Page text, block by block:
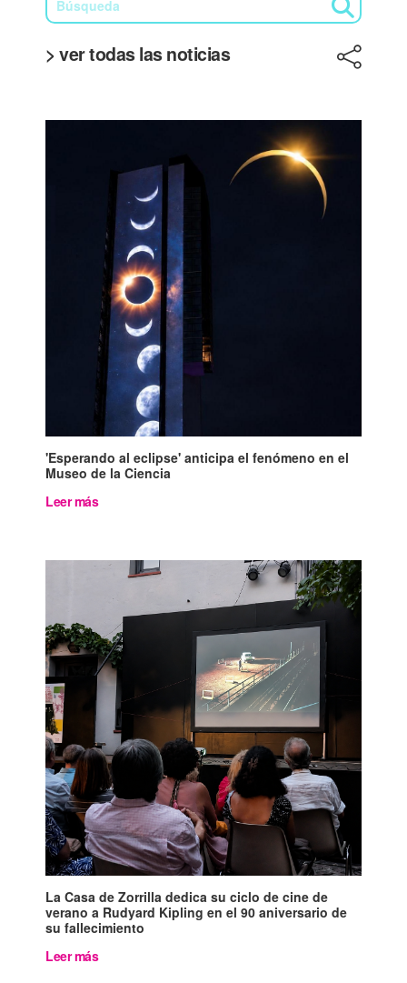
> ver todas las noticias
'Esperando al eclipse' anticipa el fenómeno en el
Museo de la Ciencia
Leer más
La Casa de Zorrilla dedica su ciclo de cine de
verano a Rudyard Kipling en el 90 aniversario de
su fallecimiento
Leer más